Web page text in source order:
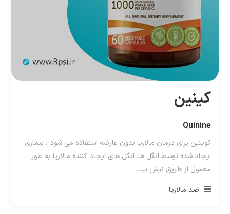
کینین
Quinine
کوینین برای درمان مالاریا بدون عارضه استفاده می شود ، بیماری
ایجاد شده توسط انگل ها. انگل های ایجاد کننده مالاریا به طور
معمول از طریق نیش پ...
ضد مالاریا